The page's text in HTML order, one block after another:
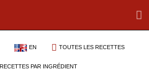
EN TOUTES LES RECETTES
RECETTES PAR INGRÉDIENT